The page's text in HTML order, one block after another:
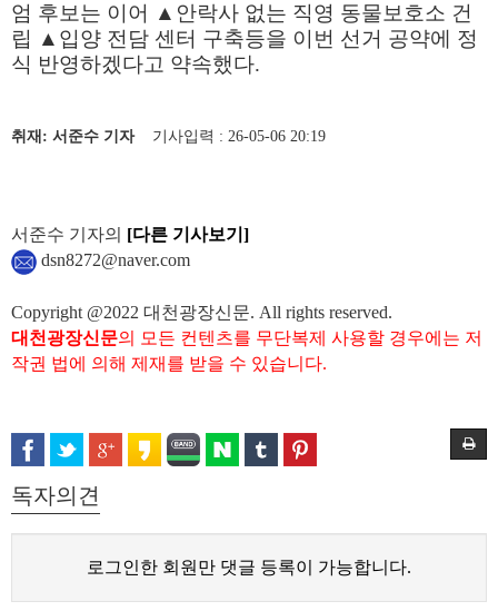
엄 후보는 이어 ▲ 안락사 없는 직영 동물보호소 건
립 ▲ 입양 전담 센터 구축등을 이번 선거 공약에 정
식 반영하겠다고 약속했다.
취재: 서준수 기자기사입력 : 26-05-06 20:19
서준수 기자의 [다른 기사보기]
dsn8272@naver.com
Copyright @2022 대천광장신문. All rights reserved.
대천광장신문의 모든 컨텐츠를 무단복제 사용할 경우에는 저
작권 법에 의해 제재를 받을 수 있습니다.
독자의견
로그인한 회원만 댓글 등록이 가능합니다.